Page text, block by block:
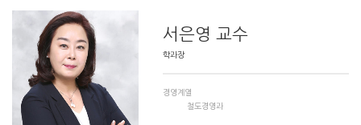
서은영 교수
학과장
경영계열
철도경영과